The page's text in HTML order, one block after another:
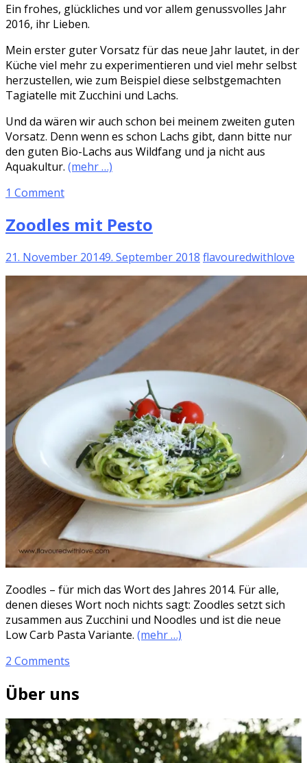
Ein frohes, glückliches und vor allem genussvolles Jahr
2016, ihr Lieben.
Mein erster guter Vorsatz für das neue Jahr lautet, in der
Küche viel mehr zu experimentieren und viel mehr selbst
herzustellen, wie zum Beispiel diese selbstgemachten
Tagiatelle mit Zucchini und Lachs.
Und da wären wir auch schon bei meinem zweiten guten
Vorsatz. Denn wenn es schon Lachs gibt, dann bitte nur
den guten Bio-Lachs aus Wildfang und ja nicht aus
Aquakultur. (mehr …)
1 Comment
Zoodles mit Pesto
21. November 20149. September 2018 flavouredwithlove
Zoodles – für mich das Wort des Jahres 2014. Für alle,
denen dieses Wort noch nichts sagt: Zoodles setzt sich
zusammen aus Zucchini und Noodles und ist die neue
Low Carb Pasta Variante. (mehr …)
2 Comments
Über uns